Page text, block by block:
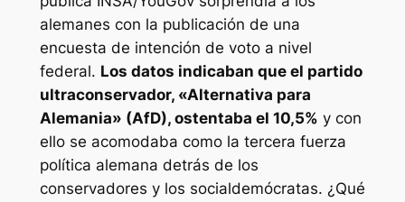
alemanes con la publicación de una
encuesta de intención de voto a nivel
federal. Los datos indicaban que el partido
ultraconservador, «Alternativa para
Alemania» (AfD), ostentaba el 10,5% y con
ello se acomodaba como la tercera fuerza
política alemana detrás de los
conservadores y los socialdemócratas. ¿Qué